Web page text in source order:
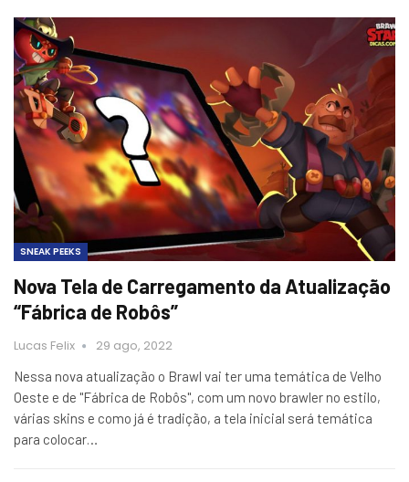
SNEAK PEEKS
Nova Tela de Carregamento da Atualização
“Fábrica de Robôs”
Lucas Felix 29 ago, 2022
Nessa nova atualização o Brawl vai ter uma temática de Velho
Oeste e de "Fábrica de Robôs", com um novo brawler no estilo,
várias skins e como já é tradição, a tela inicial será temática
para colocar…